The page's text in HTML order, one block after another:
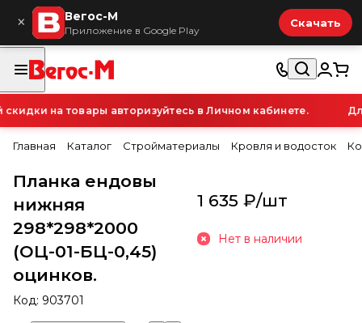
× Вегос-М
Приложение в Google Play
Скачать
на товары авторизуйтесь в Личном кабинете.
Главная Каталог Стройматериалы Кровля и водосток
Планка ендовы
нижняя
298*298*2000
(ОЦ-01-БЦ-0,45)
оцинков.
Код: 903701
1 635 ₽/шт
Нет в наличии